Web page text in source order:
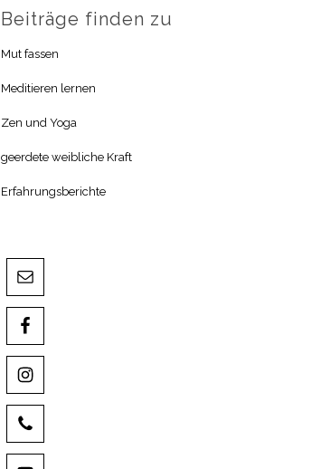
Beiträge finden zu
Mut fassen
Meditieren lernen
Zen und Yoga
geerdete weibliche Kraft
Erfahrungsberichte